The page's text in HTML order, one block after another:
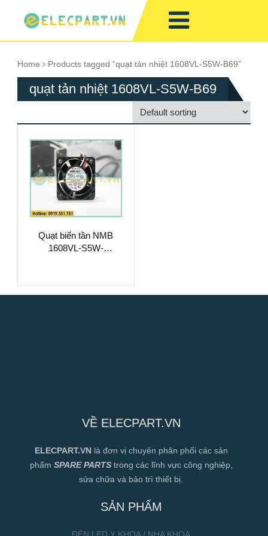
Home Products tagged “quạt tản nhiệt 1608VL-S5W-B69”
quạt tản nhiệt 1608VL-S5W-B69
Quạt biến tần NMB
1608VL-S5W-
40x40x20mm
VỀ ELECPART.VN
ELECPART.VN là đơn vị chuyên phân phối các sản
phẩm SPARE PARTStrong các lĩnh vực công nghiệp,
sửa chữa và bảo trì thiết bị.
SẢN PHẨM
ĐÈN LED Y KHOA / NHA KHOA